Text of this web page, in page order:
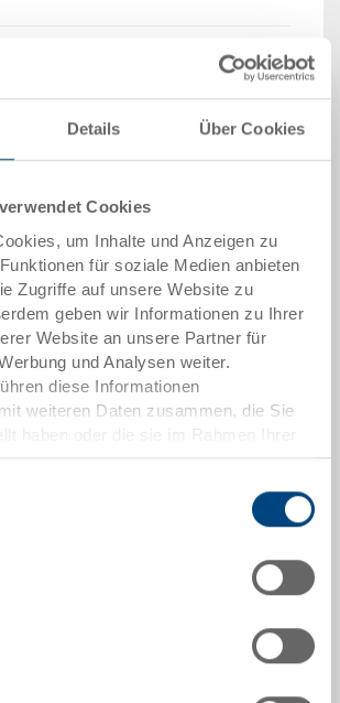
Details Über Cookies
Cookies
um Inhalte und Anzeigen zu
für soziale Medien anbieten
Zugriffe auf unsere Website zu
geben wir Informationen zu Ihrer
Website an unsere Partner für
und Analysen weiter.
diese Informationen
weiteren Daten zusammen, die Sie
gesammelt haben.
Preis
CHF 9.30
CHF 8.50
CHF 7.40
entsprechen Verpackungseinheiten.